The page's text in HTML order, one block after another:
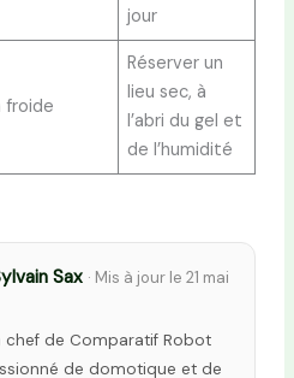
jour
froide
Réserver un
lieu sec, à
l’abri du gel et
de l’humidité
Sax · Mis à jour le 21 mai
chef de Comparatif Robot
de domotique et de